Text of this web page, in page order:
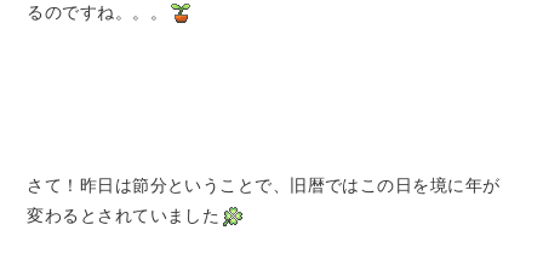
るのですね。。。
さて！昨日は節分ということで、旧暦ではこの日を境に年が
変わるとされていました